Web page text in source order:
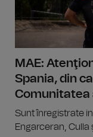
MAE:
Spania, din
Comunitatea
Sunt înregistrate
Engarceran, Culla